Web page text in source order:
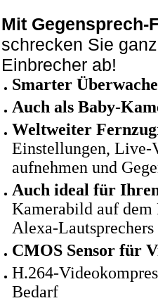
Mit Gegensprech-
schrecken Sie
Einbrecher ab!
Smarter
Auch als Baby-
Weltweiter
Einstellungen, Live-
aufnehmen und
Auch ideal für
Kamerabild auf
Alexa-Lautsprechers
CMOS Sensor für
H.264-
Bedarf